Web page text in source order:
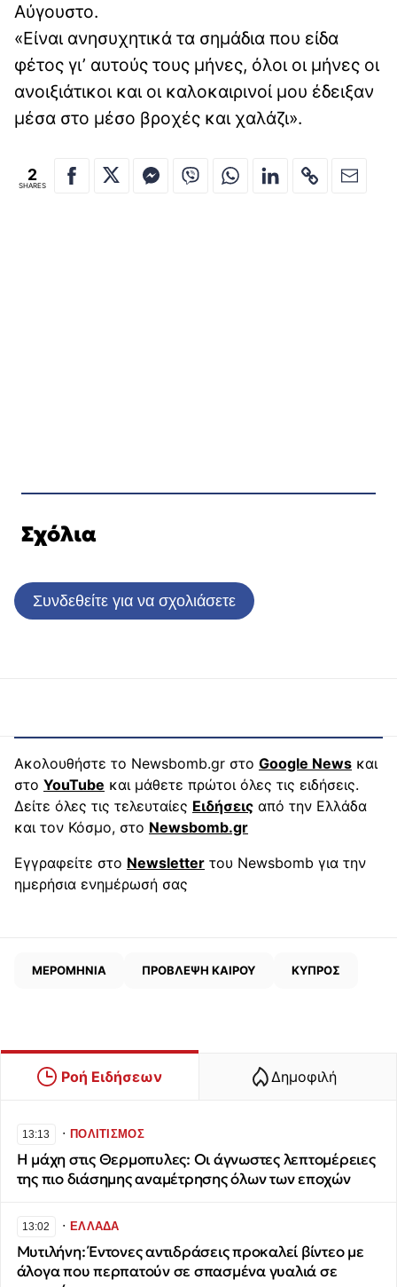
Αύγουστο.
«Είναι ανησυχητικά τα σημάδια που είδα
φέτος γι’ αυτούς τους μήνες, όλοι οι μήνες οι
ανοιξιάτικοι και οι καλοκαιρινοί μου έδειξαν
μέσα στο μέσο βροχές και χαλάζι».
2
SHARES
Σχόλια
Συνδεθείτε για να σχολιάσετε
Ακολουθήστε το Newsbomb.gr στο Google News και
στο YouTube και μάθετε πρώτοι όλες τις ειδήσεις.
Δείτε όλες τις τελευταίες Ειδήσεις από την Ελλάδα
και τον Κόσμο, στο Newsbomb.gr
Εγγραφείτε στο Newsletter του Newsbomb για την
ημερήσια ενημέρωσή σας
ΜΕΡΟΜΗΝΙΑ ΠΡΟΒΛΕΨΗ ΚΑΙΡΟΥ ΚΥΠΡΟΣ
Ροή Ειδήσεων Δημοφιλή
13:13 ∙ΠΟΛΙΤΙΣΜΟΣ
Η μάχη στις Θερμοπυλες: Οι άγνωστες λεπτομέρειες
της πιο διάσημης αναμέτρησης όλων των εποχών
13:02 ∙ΕΛΛΑΔΑ
Μυτιλήνη: Έντονες αντιδράσεις προκαλεί βίντεο με
άλογα που περπατούν σε σπασμένα γυαλιά σε